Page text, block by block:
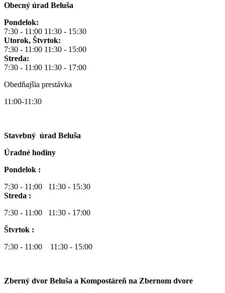
Obecný úrad Beluša
Pondelok:
7:30 - 11:00 11:30 - 15:30
Utorok, Štvrtok:
7:30 - 11:00 11:30 - 15:00
Streda:
7:30 - 11:00 11:30 - 17:00
Obedňajšia prestávka
11:00-11:30
Stavebný úrad Beluša
Úradné hodiny
Pondelok :
7:30 - 11:00 11:30 - 15:30
Streda :
7:30 - 11:00 11:30 - 17:00
Štvrtok :
7:30 - 11:00 11:30 - 15:00
Zberný dvor Beluša a Kompostáreň na Zbernom dvore